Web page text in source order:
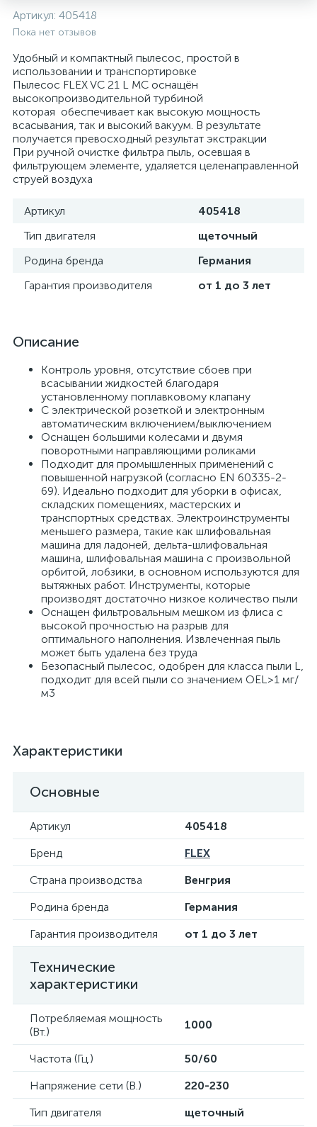
Артикул: 405418
Пока нет отзывов
Удобный и компактный пылесос, простой в
использовании и транспортировке
Пылесос FLEX VC 21 L MC оснащён
высокопроизводительной турбиной
которая обеспечивает как высокую мощность
всасывания, так и высокий вакуум. В результате
получается превосходный результат экстракции
При ручной очистке фильтра пыль, осевшая в
фильтрующем элементе, удаляется целенаправленной
струей воздуха
Артикул
405418
Тип двигателя
щеточный
Родина бренда
Германия
Гарантия производителя
от 1 до 3 лет
Описание
Контроль уровня, отсутствие сбоев при
всасывании жидкостей благодаря
установленному поплавковому клапану
С электрической розеткой и электронным
автоматическим включением/выключением
Оснащен большими колесами и двумя
поворотными направляющими роликами
Подходит для промышленных применений с
повышенной нагрузкой (согласно EN 60335-2-
69). Идеально подходит для уборки в офисах,
складских помещениях, мастерских и
транспортных средствах. Электроинструменты
меньшего размера, такие как шлифовальная
машина для ладоней, дельта-шлифовальная
машина, шлифовальная машина с произвольной
орбитой, лобзики, в основном используются для
вытяжных работ. Инструменты, которые
производят достаточно низкое количество пыли
Оснащен фильтровальным мешком из флиса с
высокой прочностью на разрыв для
оптимального наполнения. Извлеченная пыль
может быть удалена без труда
Безопасный пылесос, одобрен для класса пыли L,
подходит для всей пыли со значением OEL>1 мг/
м3
Характеристики
Основные
Артикул
405418
Бренд
FLEX
Страна производства
Венгрия
Родина бренда
Германия
Гарантия производителя
от 1 до 3 лет
Технические
характеристики
Потребляемая мощность
(Вт.)
1000
Частота (Гц.)
50/60
Напряжение сети (В.)
220-230
Тип двигателя
щеточный